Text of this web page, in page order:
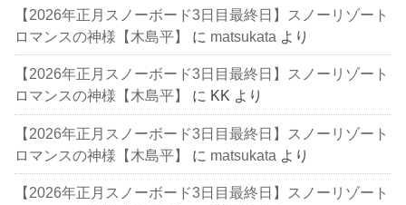
【2026年正月スノーボード3日目最終日】スノーリゾート
ロマンスの神様【木島平】
に matsukata より
【2026年正月スノーボード3日目最終日】スノーリゾート
ロマンスの神様【木島平】
に KK より
【2026年正月スノーボード3日目最終日】スノーリゾート
ロマンスの神様【木島平】
に matsukata より
【2026年正月スノーボード3日目最終日】スノーリゾート